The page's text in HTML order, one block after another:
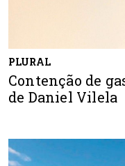
PLURAL
Contenção de
de Daniel Vilela